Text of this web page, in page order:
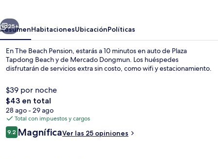
Vista frontal de la propiedad
Siguiente
25+
ResumenHabitacionesUbicaciónPolíticas
En The Beach Pension, estarás a 10 minutos en auto de Plaza
Tapdong Beach y de Mercado Dongmun. Los huéspedes
disfrutarán de servicios extra sin costo, como wifi y estacionamiento.
$39 por noche
El
precio
total
es
de
$43 en total
28 ago - 29 ago
Total con impuestos y cargos
Opiniones
9.29.2 de 10,
MagníficaVer las 25 opiniones